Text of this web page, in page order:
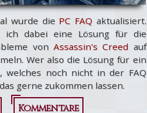
wurde die PC FAQaktualisiert.
ich dabei eine Lösung für die
von Assassin's Creed auf
Wer also die Lösung für ein
welches noch nicht in der FAQ
gerne zukommen lassen.
über
Kommentare